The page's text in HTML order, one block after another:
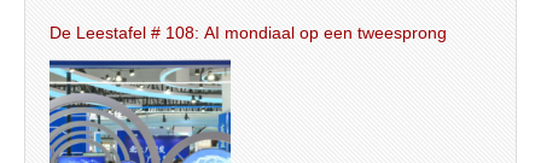
De Leestafel # 108: AI mondiaal op een tweesprong